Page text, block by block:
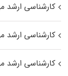
کارشناسی ارشد
کارشناسی
کارشناسی ارشد